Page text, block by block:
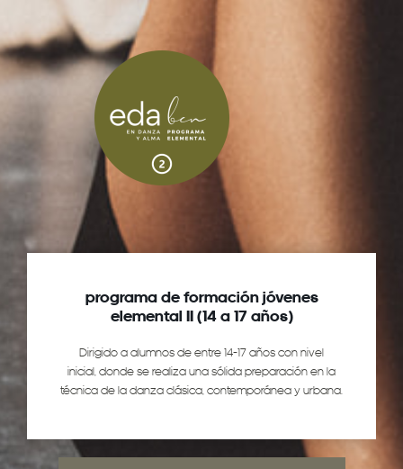
programa de formación jóvenes
elemental II (14 a 17 años)
Dirigido a alumnos de entre 14-17 años con nivel
inicial, donde se realiza una sólida preparación en la
técnica de la danza clásica, contemporánea y urbana.